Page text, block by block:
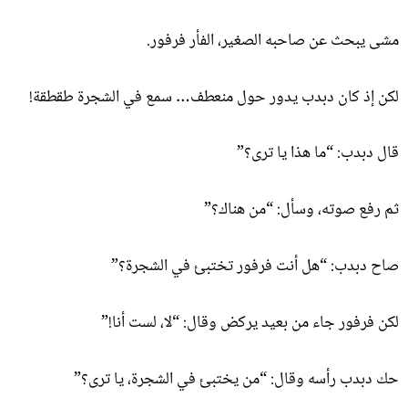
مشى يبحث عن صاحبه الصغير، الفأر فرفور.
لكن إذ كان دبدب يدور حول منعطف… سمع في الشجرة طقطقة!
قال دبدب: “ما هذا يا ترى؟”
ثم رفع صوته، وسأل: “من هناك؟”
صاح دبدب: “هل أنت فرفور تختبئ في الشجرة؟”
لكن فرفور جاء من بعيد يركض وقال: “لا، لست أنا!”
حك دبدب رأسه وقال: “من يختبئ في الشجرة، يا ترى؟”